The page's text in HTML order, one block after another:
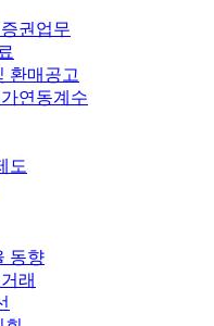
권업무
환매공고
연동계수
도
동향
래